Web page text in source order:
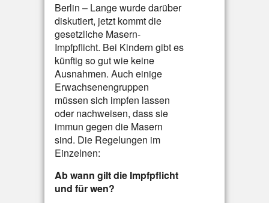
Berlin – Lange wurde darüber
diskutiert, jetzt kommt die
gesetzliche Masern-
Impfpflicht. Bei Kindern gibt es
künftig so gut wie keine
Ausnahmen. Auch einige
Erwachsenengruppen
müssen sich impfen lassen
oder nachweisen, dass sie
immun gegen die Masern
sind. Die Regelungen im
Einzelnen:
Ab wann gilt die Impfpflicht
und für wen?